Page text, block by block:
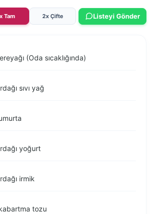
Tam 2x Çifte Listeyi Gönder
(Oda sıcaklığında)
sıvı yağ
yoğurt
irmik
tozu